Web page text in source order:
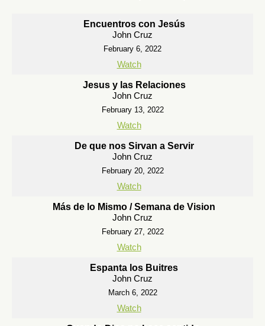
Encuentros con Jesús
John Cruz
February 6, 2022
Watch
Jesus y las Relaciones
John Cruz
February 13, 2022
Watch
De que nos Sirvan a Servir
John Cruz
February 20, 2022
Watch
Más de lo Mismo / Semana de Vision
John Cruz
February 27, 2022
Watch
Espanta los Buitres
John Cruz
March 6, 2022
Watch